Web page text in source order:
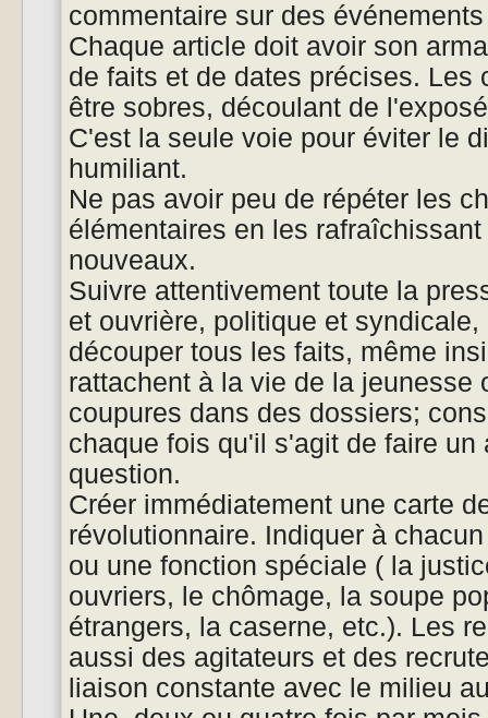
commentaire sur des
Chaque article doit avoir son
de faits et de dates précises. Les
être sobres, découlant de
C'est la seule voie pour éviter le
humiliant.
Ne pas avoir peu de répéter les
élémentaires en les
nouveaux.
Suivre attentivement toute la
et ouvrière, politique et
découper tous les faits, même
rattachent à la vie de la jeunesse
coupures dans des dossiers;
chaque fois qu'il s'agit de faire
question.
Créer immédiatement une carte
révolutionnaire. Indiquer à
ou une fonction spéciale ( la
ouvriers, le chômage, la soupe
étrangers, la caserne, etc.). Les
aussi des agitateurs et des
liaison constante avec le milieu